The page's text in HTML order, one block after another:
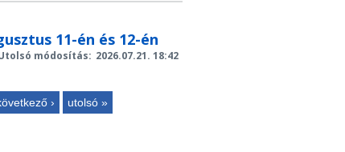
11-én és 12-én
módosítás: 2026.07.21. 18:42
› utolsó »